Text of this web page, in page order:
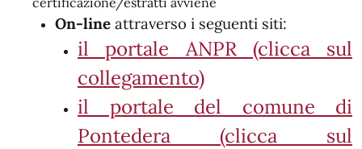
On-line attraverso i seguenti siti:
il portale ANPR (clicca sul
collegamento)
il portale del comune di
Pontedera (clicca sul